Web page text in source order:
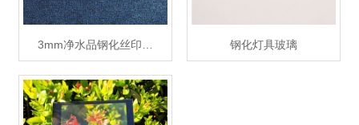
3mm净水品钢化丝印… 钢化灯具玻璃